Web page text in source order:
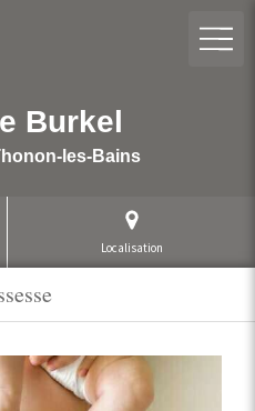
Burkel
les-Bains
Localisation